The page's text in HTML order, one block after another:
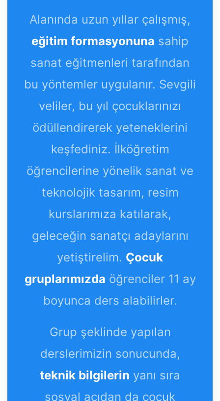
Alanında uzun yıllar çalışmış,
eğitim formasyonuna sahip
sanat eğitmenleri tarafından
bu yöntemler uygulanır. Sevgili
veliler, bu yıl çocuklarınızı
ödüllendirerek yeteneklerini
keşfediniz. İlköğretim
öğrencilerine yönelik sanat ve
teknolojik tasarım, resim
kurslarımıza katılarak,
geleceğin sanatçı adaylarını
yetiştirelim. Çocuk
gruplarımızda öğrenciler 11 ay
boyunca ders alabilirler.
Grup şeklinde yapılan
derslerimizin sonucunda,
teknik bilgilerin yanı sıra
sosyal açıdan da çocuk